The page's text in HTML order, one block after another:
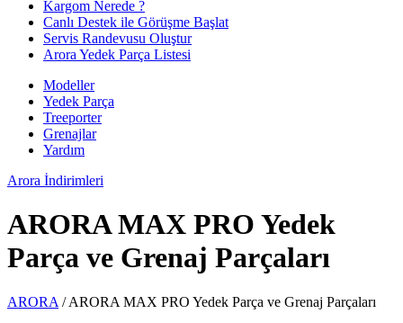
Kargom Nerede ?
Canlı Destek ile Görüşme Başlat
Servis Randevusu Oluştur
Arora Yedek Parça Listesi
Modeller
Yedek Parça
Treeporter
Grenajlar
Yardım
Arora İndirimleri
ARORA MAX PRO Yedek
Parça ve Grenaj Parçaları
ARORA / ARORA MAX PRO Yedek Parça ve Grenaj Parçaları